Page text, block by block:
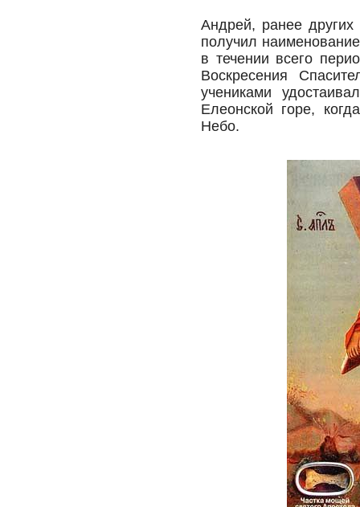
Андрей, ранее
получил
в течении всего
Воскресения
учениками
Елеонской горе,
Небо.